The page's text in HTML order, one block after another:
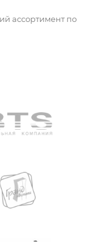
ассортимент по